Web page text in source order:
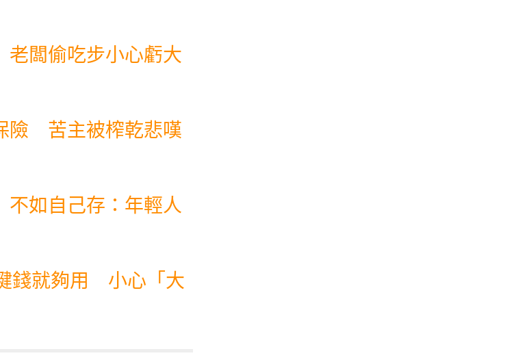
闆偷吃步小心虧大
險 苦主被榨乾悲嘆
不如自己存：年輕人
錢就夠用 小心「大